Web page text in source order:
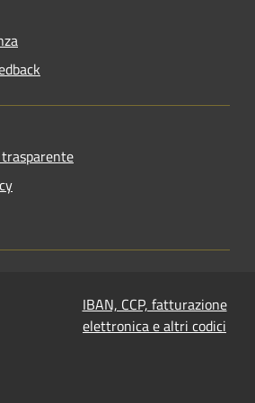
IBAN, CCP, fatturazione
elettronica e altri codici